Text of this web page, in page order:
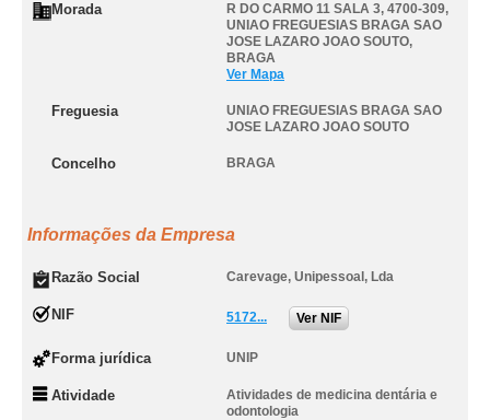
Morada R DO CARMO 11 SALA 3, 4700-309,
UNIAO FREGUESIAS BRAGA SAO
JOSE LAZARO JOAO SOUTO,
BRAGA
Ver Mapa
Freguesia
UNIAO FREGUESIAS BRAGA SAO
JOSE LAZARO JOAO SOUTO
Concelho BRAGA
Informações da Empresa
Razão Social Carevage, Unipessoal, Lda
NIF 5172... Ver NIF
Forma jurídica UNIP
Atividade
Atividades de medicina dentária e
odontologia